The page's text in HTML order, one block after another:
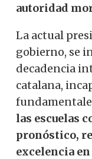
autoridad
La actual
gobierno, se
decadencia
catalana,
las escuelas
pronóstico,
excelencia